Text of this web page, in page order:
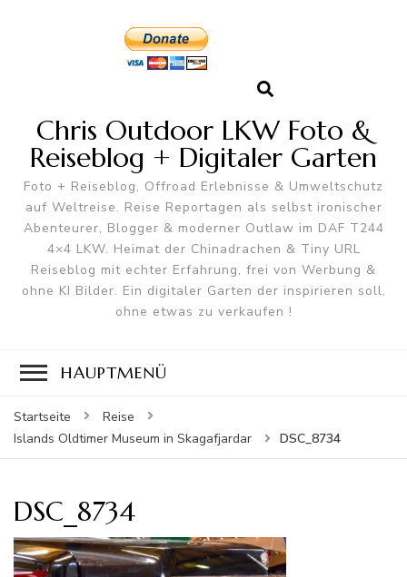
Chris Outdoor LKW Foto &
Reiseblog + Digitaler Garten
Foto + Reiseblog, Offroad Erlebnisse & Umweltschutz
auf Weltreise. Reise Reportagen als selbst ironischer
Abenteurer, Blogger & moderner Outlaw im DAF T244
4×4 LKW. Heimat der Chinadrachen & Tiny URL
Reiseblog mit echter Erfahrung, frei von Werbung &
ohne KI Bilder. Ein digitaler Garten der inspirieren soll,
ohne etwas zu verkaufen !
HAUPTMENÜ
Startseite
Reise
Islands Oldtimer Museum in Skagafjardar
DSC_8734
DSC_8734